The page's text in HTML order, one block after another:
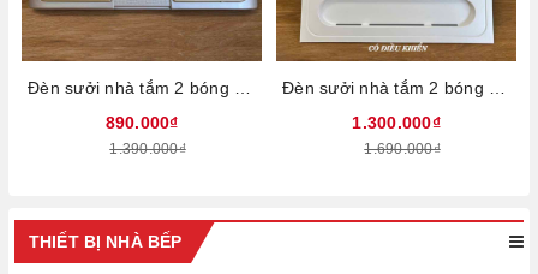
890.000₫
1.390.000₫
1.300.000₫
1.690.000₫
THIẾT BỊ NHÀ BẾP